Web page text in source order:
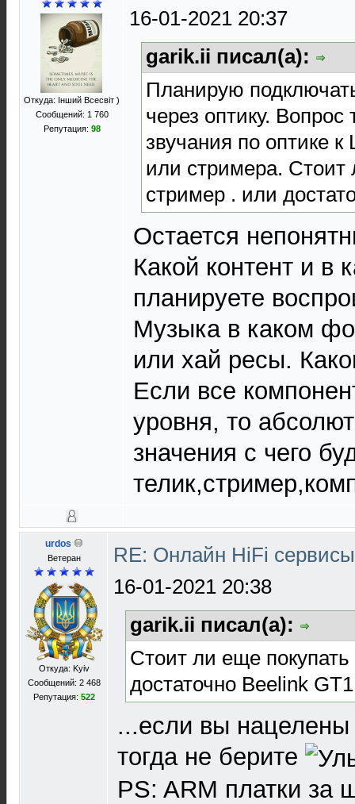
Откуда: Інший Всесвіт )
Сообщений: 1 760
Репутация: 98
16-01-2021 20:37
garik.ii писал(а):
Планирую
через оптику. Вопрос
звучания по оптике
или стримера. Стоит
стример . или
Остается
Какой контент и в
планируете
Музыка в каком
или хай ресы.
Если все
уровня, то
значения с чего
urdos
Ветеран
Откуда: Kyiv
Сообщений: 2 468
Репутация: 522
RE: Онлайн HiFi
16-01-2021 20:38
garik.ii писал(а):
Стоит ли еще
достаточно Beelink
...если вы
тогда не берите
PS: ARM платки за